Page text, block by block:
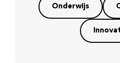
Onderwijs